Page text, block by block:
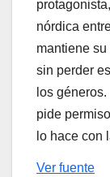
nórdica
mantiene
sin perder
los
pide
lo hace con
Ver fuente